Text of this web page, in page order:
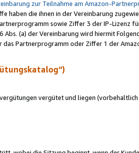
zur Teilnahme am Amazon-
haben die ihnen in der Vereinbarung
sowie Ziffer 3 der IP-Lizenz
(a) der Vereinbarung wird hiermit
Partnerprogramm oder Ziffer 1 der
vergütet und liegen (vorbehaltlich